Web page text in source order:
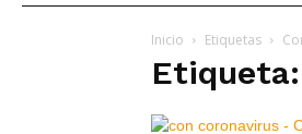
Inicio Etiquetas